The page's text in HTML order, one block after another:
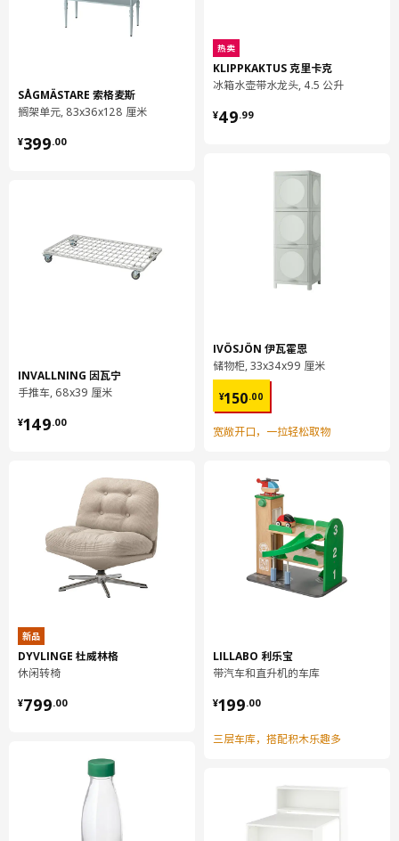
SÅGMÄSTARE 索格麦斯
搁架单元, 83x36x128 厘米
¥399.00
¥ 399.00
INVALLNING 因瓦宁
手推车, 68x39 厘米
¥149.00
¥ 149.00
新品
DYVLINGE 杜威林格
休闲转椅
¥799.00
¥ 799.00
热卖
KLIPPKAKTUS 克里卡克
冰箱水壶带水龙头, 4.5 公升
¥49.99
¥ 49.99
IVÖSJÖN 伊瓦霍恩
储物柜, 33x34x99 厘米
¥150.00
¥ 150.00
宽敞开口，一拉轻松取物
LILLABO 利乐宝
带汽车和直升机的车库
¥199.00
¥ 199.00
三层车库，搭配积木乐趣多